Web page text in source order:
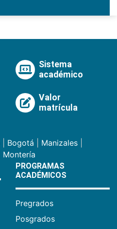
Sistema
académico
Valor
matrícula
Bogotá Manizales
Montería
PROGRAMAS
ACADÉMICOS
Pregrados
Posgrados